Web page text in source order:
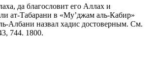
ат-Табарани в «Му’джам аль-Кабир»
Албани назвал хадис достоверным. См.
744. 1800.